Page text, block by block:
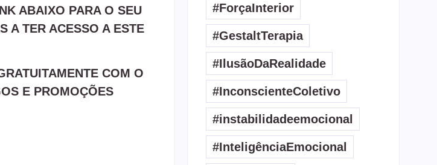
ABAIXO PARA O SEU
A TER ACESSO A ESTE
COM O
E PROMOÇÕES
#ForçaInterior
#GestaltTerapia
#IlusãoDaRealidade
#InconscienteColetivo
#instabilidadeemocional
#InteligênciaEmocional